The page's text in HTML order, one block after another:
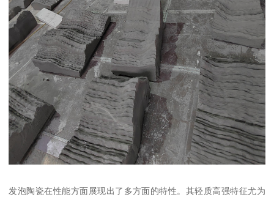
发泡陶瓷在性能方面展现出了多方面的特性。其轻质高强特征尤为